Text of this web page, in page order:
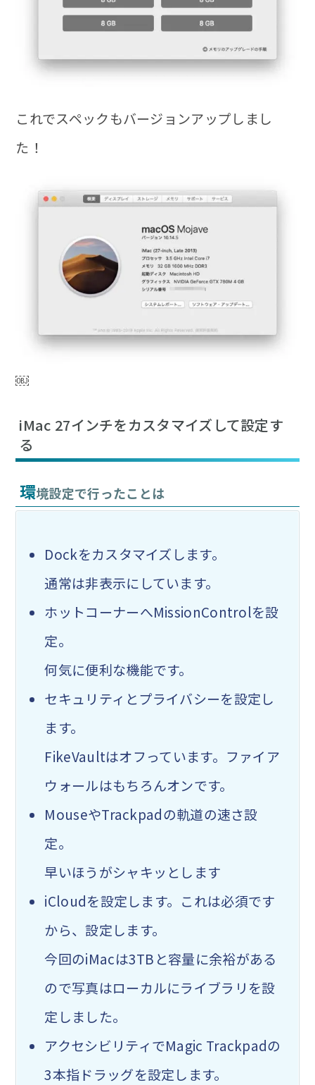
これでスペックもバージョンアップしまし
た！
￼
iMac 27インチをカスタマイズして設定す
る
環境設定で行ったことは
Dockをカスタマイズします。
通常は非表示にしています。
ホットコーナーへMissionControlを設
定。
何気に便利な機能です。
セキュリティとプライバシーを設定し
ます。
FikeVaultはオフっています。ファイア
ウォールはもちろんオンです。
MouseやTrackpadの軌道の速さ設
定。
早いほうがシャキッとします
iCloudを設定します。これは必須です
から、設定します。
今回のiMacは3TBと容量に余裕がある
ので写真はローカルにライブラリを設
定しました。
アクセシビリティでMagic Trackpadの
3本指ドラッグを設定します。